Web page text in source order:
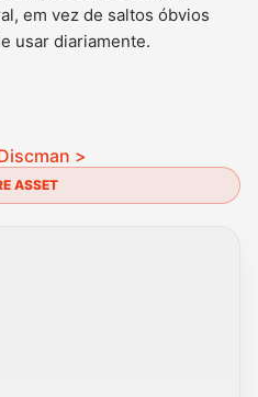
em vez de saltos óbvios
usar diariamente.
>
ASSET